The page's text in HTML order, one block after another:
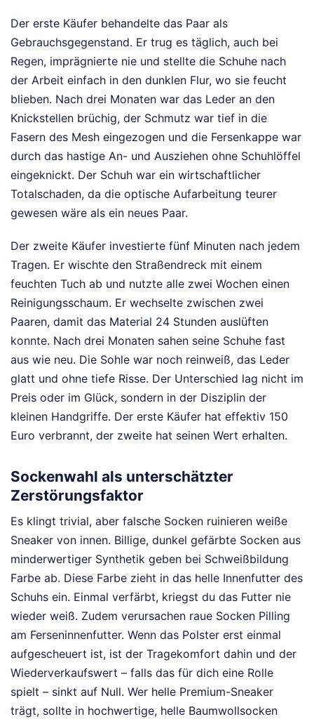
Der erste Käufer behandelte das Paar als
Gebrauchsgegenstand. Er trug es täglich, auch bei
Regen, imprägnierte nie und stellte die Schuhe nach
der Arbeit einfach in den dunklen Flur, wo sie feucht
blieben. Nach drei Monaten war das Leder an den
Knickstellen brüchig, der Schmutz war tief in die
Fasern des Mesh eingezogen und die Fersenkappe war
durch das hastige An- und Ausziehen ohne Schuhlöffel
eingeknickt. Der Schuh war ein wirtschaftlicher
Totalschaden, da die optische Aufarbeitung teurer
gewesen wäre als ein neues Paar.
Der zweite Käufer investierte fünf Minuten nach jedem
Tragen. Er wischte den Straßendreck mit einem
feuchten Tuch ab und nutzte alle zwei Wochen einen
Reinigungsschaum. Er wechselte zwischen zwei
Paaren, damit das Material 24 Stunden auslüften
konnte. Nach drei Monaten sahen seine Schuhe fast
aus wie neu. Die Sohle war noch reinweiß, das Leder
glatt und ohne tiefe Risse. Der Unterschied lag nicht im
Preis oder im Glück, sondern in der Disziplin der
kleinen Handgriffe. Der erste Käufer hat effektiv 150
Euro verbrannt, der zweite hat seinen Wert erhalten.
Sockenwahl als unterschätzter
Zerstörungsfaktor
Es klingt trivial, aber falsche Socken ruinieren weiße
Sneaker von innen. Billige, dunkel gefärbte Socken aus
minderwertiger Synthetik geben bei Schweißbildung
Farbe ab. Diese Farbe zieht in das helle Innenfutter des
Schuhs ein. Einmal verfärbt, kriegst du das Futter nie
wieder weiß. Zudem verursachen raue Socken Pilling
am Ferseninnenfutter. Wenn das Polster erst einmal
aufgescheuert ist, ist der Tragekomfort dahin und der
Wiederverkaufswert – falls das für dich eine Rolle
spielt – sinkt auf Null. Wer helle Premium-Sneaker
trägt, sollte in hochwertige, helle Baumwollsocken